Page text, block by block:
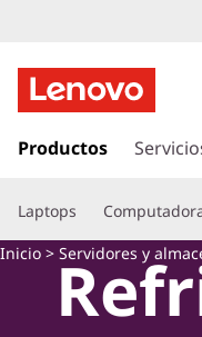
e
n
o
v
o
r
c
o
Productos
Laptops
Inicio > Servidores y